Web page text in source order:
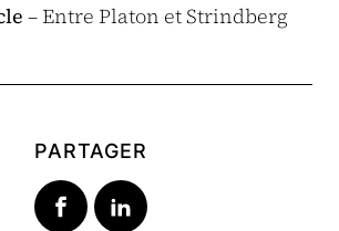
– Entre Platon et Strindberg
PARTAGER